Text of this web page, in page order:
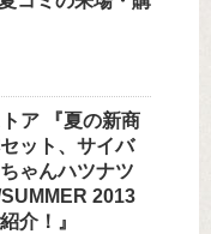
ア 『夏の新商
ット、サイバ
ゃんハツナツ
2013
介！』